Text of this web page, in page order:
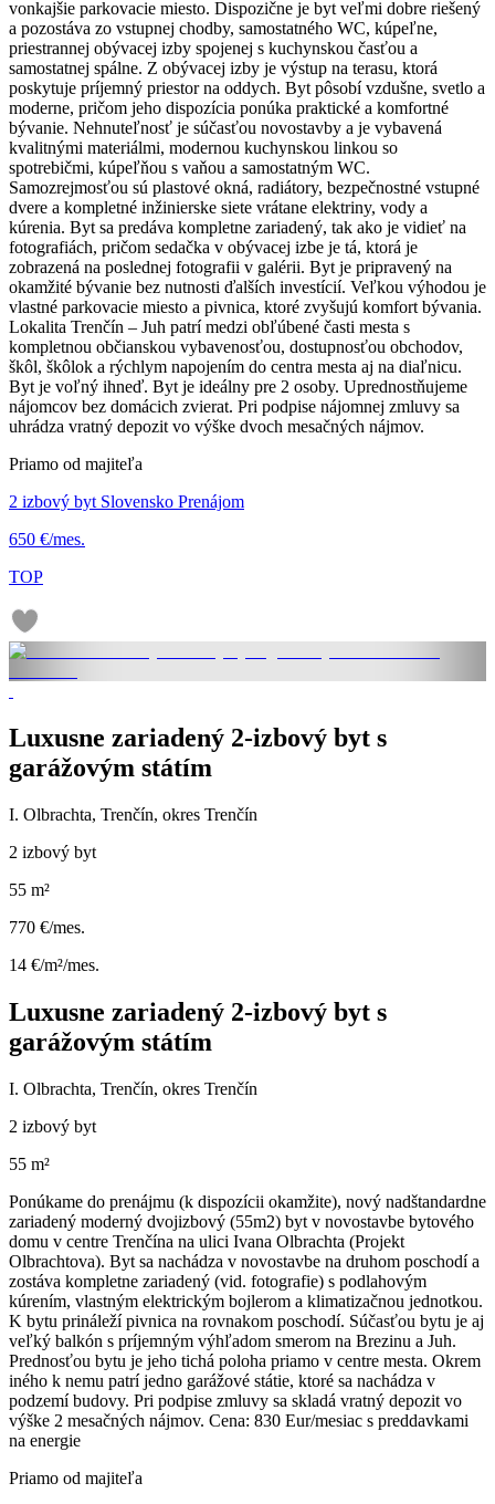
vonkajšie parkovacie miesto. Dispozične je byt veľmi dobre riešený
a pozostáva zo vstupnej chodby, samostatného WC, kúpeľne,
priestrannej obývacej izby spojenej s kuchynskou časťou a
samostatnej spálne. Z obývacej izby je výstup na terasu, ktorá
poskytuje príjemný priestor na oddych. Byt pôsobí vzdušne, svetlo a
moderne, pričom jeho dispozícia ponúka praktické a komfortné
bývanie. Nehnuteľnosť je súčasťou novostavby a je vybavená
kvalitnými materiálmi, modernou kuchynskou linkou so
spotrebičmi, kúpeľňou s vaňou a samostatným WC.
Samozrejmosťou sú plastové okná, radiátory, bezpečnostné vstupné
dvere a kompletné inžinierske siete vrátane elektriny, vody a
kúrenia. Byt sa predáva kompletne zariadený, tak ako je vidieť na
fotografiách, pričom sedačka v obývacej izbe je tá, ktorá je
zobrazená na poslednej fotografii v galérii. Byt je pripravený na
okamžité bývanie bez nutnosti ďalších investícií. Veľkou výhodou je
vlastné parkovacie miesto a pivnica, ktoré zvyšujú komfort bývania.
Lokalita Trenčín – Juh patrí medzi obľúbené časti mesta s
kompletnou občianskou vybavenosťou, dostupnosťou obchodov,
škôl, škôlok a rýchlym napojením do centra mesta aj na diaľnicu.
Byt je voľný ihneď. Byt je ideálny pre 2 osoby. Uprednostňujeme
nájomcov bez domácich zvierat. Pri podpise nájomnej zmluvy sa
uhrádza vratný depozit vo výške dvoch mesačných nájmov.
Priamo od majiteľa
2 izbový byt Slovensko Prenájom
650 €/mes.
TOP
Luxusne zariadený 2-izbový byt s
garážovým státím
I. Olbrachta, Trenčín, okres Trenčín
2 izbový byt
55 m²
770 €/mes.
14 €/m²/mes.
Luxusne zariadený 2-izbový byt s
garážovým státím
I. Olbrachta, Trenčín, okres Trenčín
2 izbový byt
55 m²
Ponúkame do prenájmu (k dispozícii okamžite), nový nadštandardne
zariadený moderný dvojizbový (55m2) byt v novostavbe bytového
domu v centre Trenčína na ulici Ivana Olbrachta (Projekt
Olbrachtova). Byt sa nachádza v novostavbe na druhom poschodí a
zostáva kompletne zariadený (vid. fotografie) s podlahovým
kúrením, vlastným elektrickým bojlerom a klimatizačnou jednotkou.
K bytu prináleží pivnica na rovnakom poschodí. Súčasťou bytu je aj
veľký balkón s príjemným výhľadom smerom na Brezinu a Juh.
Prednosťou bytu je jeho tichá poloha priamo v centre mesta. Okrem
iného k nemu patrí jedno garážové státie, ktoré sa nachádza v
podzemí budovy. Pri podpise zmluvy sa skladá vratný depozit vo
výške 2 mesačných nájmov. Cena: 830 Eur/mesiac s preddavkami
na energie
Priamo od majiteľa